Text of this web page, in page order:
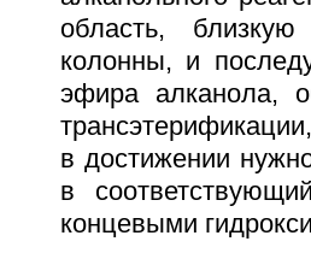
область,
колонны, и
эфира алканола,
в достижении
в
концевыми